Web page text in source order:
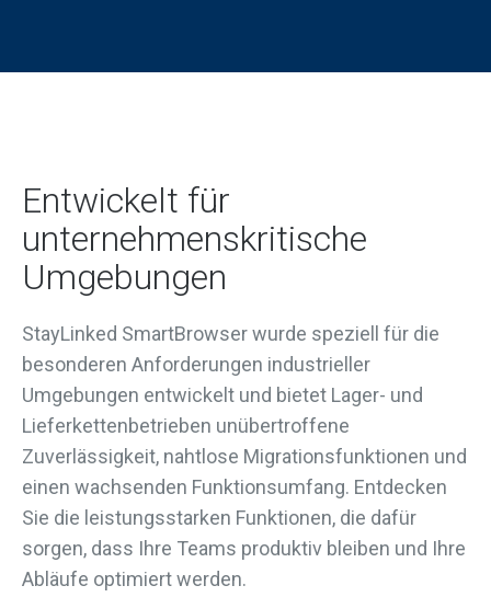
Entwickelt für
unternehmenskritische
Umgebungen
StayLinked SmartBrowser wurde speziell für die
besonderen Anforderungen industrieller
Umgebungen entwickelt und bietet Lager- und
Lieferkettenbetrieben unübertroffene
Zuverlässigkeit, nahtlose Migrationsfunktionen und
einen wachsenden Funktionsumfang. Entdecken
Sie die leistungsstarken Funktionen, die dafür
sorgen, dass Ihre Teams produktiv bleiben und Ihre
Abläufe optimiert werden.